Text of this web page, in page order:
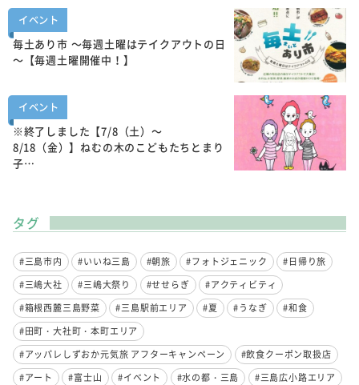
イベント
毎土あり市 ～毎週土曜はテイクアウトの日
～【毎週土曜開催中！】
イベント
※終了しました【7/8（土）～
8/18（金）】ねむの木のこどもたちとまり
子…
タグ
#三島市内 #いいね三島 #朝旅 #フォトジェニック
#日帰り旅
#三嶋大社
#三嶋大祭り #せせらぎ
#アクティビティ
#箱根西麓三島野菜
#三島駅前エリア #夏 #うなぎ
#和食
#田町・大社町・本町エリア
#アッパレしずおか元気旅 アフターキャンペーン
#飲食クーポン取扱店
#アート
#富士山 #イベント #水の都・三島
#三島広小路エリア